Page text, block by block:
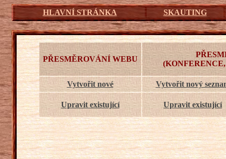
HLAVNÍ STRÁNKA SKAUTING
PŘESMĚROVÁNÍ WEBU
Vytvořit nové Vytvořit nový
Upravit existující Upravit existující